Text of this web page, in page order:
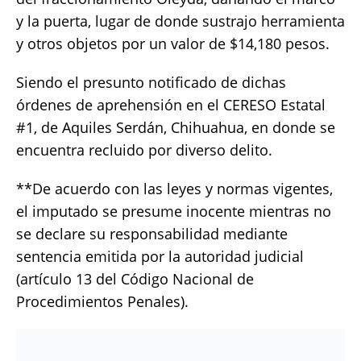
y la puerta, lugar de donde sustrajo herramienta
y otros objetos por un valor de $14,180 pesos.
Siendo el presunto notificado de dichas
órdenes de aprehensión en el CERESO Estatal
#1, de Aquiles Serdán, Chihuahua, en donde se
encuentra recluido por diverso delito.
**De acuerdo con las leyes y normas vigentes,
el imputado se presume inocente mientras no
se declare su responsabilidad mediante
sentencia emitida por la autoridad judicial
(artículo 13 del Código Nacional de
Procedimientos Penales).